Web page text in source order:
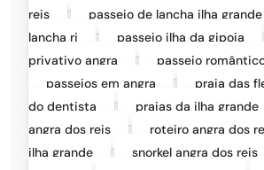
reis
passeio de lancha ilha grande
lancha rj
passeio ilha da gipoia
privativo angra
passeio
passeios em angra
praia das
do dentista
praias da ilha grande
angra dos reis
roteiro angra dos
ilha grande
snorkel angra dos reis